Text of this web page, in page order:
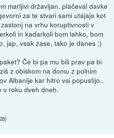
marljivi državljan, plačeval davke
za te stvari sami utajajo kot
na vrhu koruptivnosti v
in kadarkoli bom lahko, bom
jap, vsak zase, tako je danes ;)
Če bi pa mu bili prav pa bi
z obiskom na domu z polnim
Albanije kar hitro vsi popustijo..
v roku dveh dneh.
)